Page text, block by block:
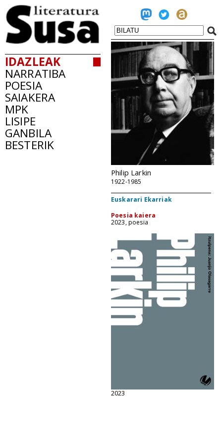
IDAZLEAK
NARRATIBA
POESIA
SAIAKERA
MPK
LISIPE
GANBILA
BESTERIK
Philip Larkin
1922-1985
Euskarari Ekarriak
Poesia kaiera
2023, poesia
2023